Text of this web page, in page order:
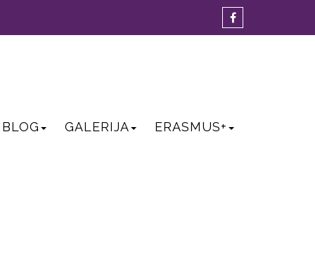
BLOG GALERIJA ERASMUS+